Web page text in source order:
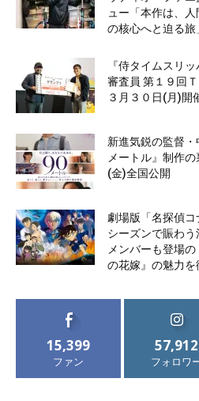
ュー「本作は、
の核心へと迫る旅
『侍タイムスリ
審査員 第１９回
３月３０日(月)開
新進気鋭の監督
メートル』制作
(金)全国公開
劇場版「名探偵
シーズンで賑わ
メンバーも登場
の花嫁』の魅力を
15,399
ファン
57,912
フォロワ